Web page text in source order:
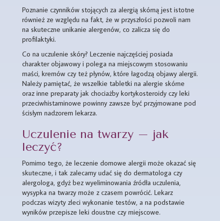
Poznanie czynników stojących za alergią skórną jest istotne
również ze względu na fakt, że w przyszłości pozwoli nam
na skuteczne unikanie alergenów, co zalicza się do
profilaktyki.
Co na uczulenie skóry? Leczenie najczęściej posiada
charakter objawowy i polega na miejscowym stosowaniu
maści, kremów czy też płynów, które łagodzą objawy alergii.
Należy pamiętać, że wszelkie tabletki na alergie skórne
oraz inne preparaty jak chociażby kortykosteroidy czy leki
przeciwhistaminowe powinny zawsze być przyjmowane pod
ścisłym nadzorem lekarza.
Uczulenie na twarzy – jak
leczyć?
Pomimo tego, że leczenie domowe alergii może okazać się
skuteczne, i tak zalecamy udać się do dermatologa czy
alergologa, gdyż bez wyeliminowania źródła uczulenia,
wysypka na twarzy może z czasem powrócić. Lekarz
podczas wizyty zleci wykonanie testów, a na podstawie
wyników przepisze leki doustne czy miejscowe.